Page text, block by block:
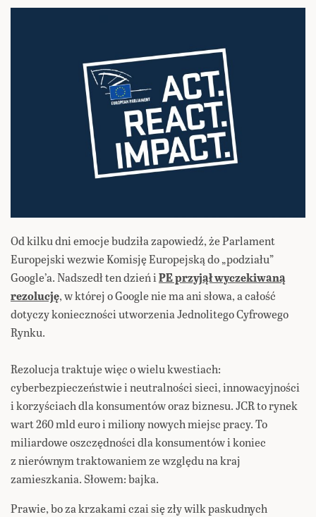
Od kilku dni emocje budziła zapowiedź, że Parlament
Europejski wezwie Komisję Europejską do „podziału”
Google’a. Nadszedł ten dzień iPE przyjął wyczekiwaną
rezolucję, w której o Google nie ma ani słowa, a całość
dotyczy konieczności utworzenia Jednolitego Cyfrowego
Rynku.
Rezolucja traktuje więc o wielu kwestiach:
cyberbezpieczeństwie i neutralności sieci, innowacyjności
i korzyściach dla konsumentów oraz biznesu. JCR to rynek
wart 260 mld euro i miliony nowych miejsc pracy. To
miliardowe oszczędności dla konsumentów i koniec
z nierównym traktowaniem ze względu na kraj
zamieszkania. Słowem: bajka.
Prawie, bo za krzakami czai się zły wilk paskudnych